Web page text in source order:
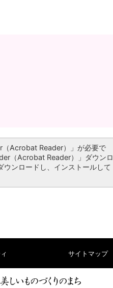
（Acrobat Reader）」が必要で
（Acrobat Reader）」ダウンロ
ンロードし、インストールして
サイトマップ